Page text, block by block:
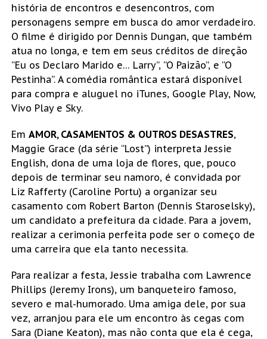
história de encontros e desencontros, com
personagens sempre em busca do amor verdadeiro.
O filme é dirigido por Dennis Dungan, que também
atua no longa, e tem em seus créditos de direção
“Eu os Declaro Marido e… Larry”, “O Paizão”, e “O
Pestinha”. A comédia romântica estará disponível
para compra e aluguel no iTunes, Google Play, Now,
Vivo Play e Sky.
Em AMOR, CASAMENTOS & OUTROS DESASTRES,
Maggie Grace (da série “Lost”) interpreta Jessie
English, dona de uma loja de flores, que, pouco
depois de terminar seu namoro, é convidada por
Liz Rafferty (Caroline Portu) a organizar seu
casamento com Robert Barton (Dennis Staroselsky),
um candidato a prefeitura da cidade. Para a jovem,
realizar a cerimonia perfeita pode ser o começo de
uma carreira que ela tanto necessita.
Para realizar a festa, Jessie trabalha com Lawrence
Phillips (Jeremy Irons), um banqueteiro famoso,
severo e mal-humorado. Uma amiga dele, por sua
vez, arranjou para ele um encontro às cegas com
Sara (Diane Keaton), mas não conta que ela é cega,